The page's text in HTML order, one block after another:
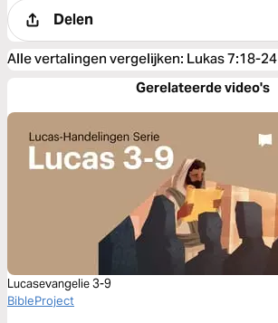
Delen
Alle vertalingen vergelijken: Lukas 7:18-24
Gerelateerde video's
Lucasevangelie 3-9
BibleProject